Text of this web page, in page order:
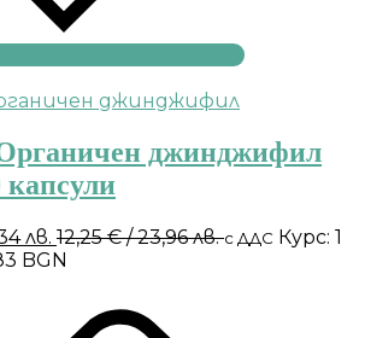
джинджифил
капсули
лв. 12,25€/ 23,96 лв.с ДДС Курс: 1
BGN